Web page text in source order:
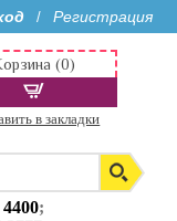
/ Регистрация
4400;
(0)
в закладки